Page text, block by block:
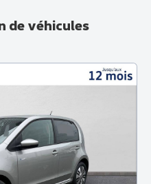
de véhicules